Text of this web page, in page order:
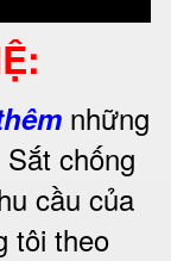
những
chống
cầu của
tôi theo